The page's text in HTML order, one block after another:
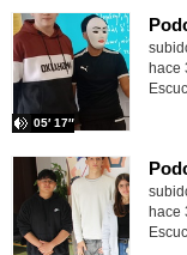
05′ 17″
hace
hace